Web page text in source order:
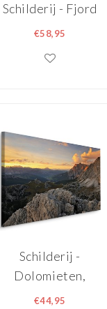
Schilderij - Fjord
in Noorwegen,
vergezicht,
€58,95
Schilderij -
Dolomieten,
Italië,
€44,95